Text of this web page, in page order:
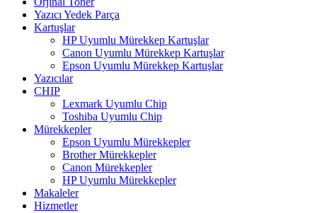
Yazıcı Yedek Parça
Kartuşlar
HP Uyumlu Mürekkep Kartuşlar
Canon Uyumlu Mürekkep Kartuşlar
Epson Uyumlu Mürekkep Kartuşlar
Yazıcılar
CHIP
Lexmark Uyumlu Chip
Toshiba Uyumlu Chip
Mürekkepler
Epson Uyumlu Mürekkepler
Brother Mürekkepler
Canon Mürekkepler
HP Uyumlu Mürekkepler
Makaleler
Hizmetler